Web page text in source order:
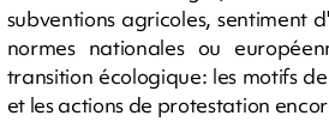
subventions agricoles, sentiment
normes nationales ou
transition écologique: les motifs
et les actions de protestation